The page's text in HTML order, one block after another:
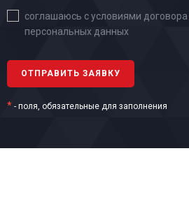
соглашаюсь с условиями договора
персональных данных
* - поля, обязательные для заполнения